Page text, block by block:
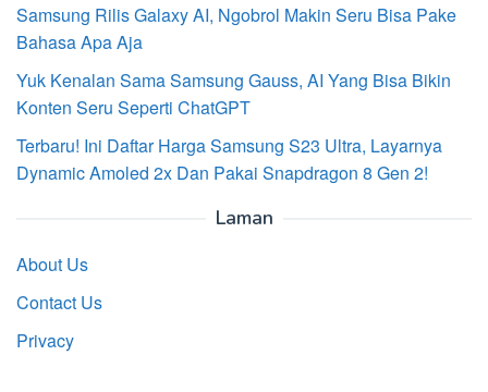
Samsung Rilis Galaxy AI, Ngobrol Makin Seru Bisa Pake
Bahasa Apa Aja
Yuk Kenalan Sama Samsung Gauss, AI Yang Bisa Bikin
Konten Seru Seperti ChatGPT
Terbaru! Ini Daftar Harga Samsung S23 Ultra, Layarnya
Dynamic Amoled 2x Dan Pakai Snapdragon 8 Gen 2!
Laman
About Us
Contact Us
Privacy